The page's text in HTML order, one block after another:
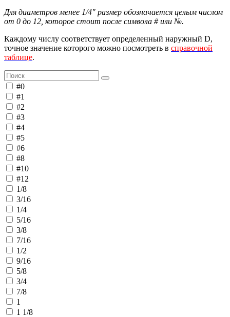
Для диаметров менее 1/4" размер обозначается целым числом
от 0 до 12, которое стоит после символа # или №.
Каждому числу соответствует определенный наружный D,
точное значение которого можно посмотреть в справочной
таблице.
#0
#1
#2
#3
#4
#5
#6
#8
#10
#12
1/8
3/16
1/4
5/16
3/8
7/16
1/2
9/16
5/8
3/4
7/8
1
1 1/8